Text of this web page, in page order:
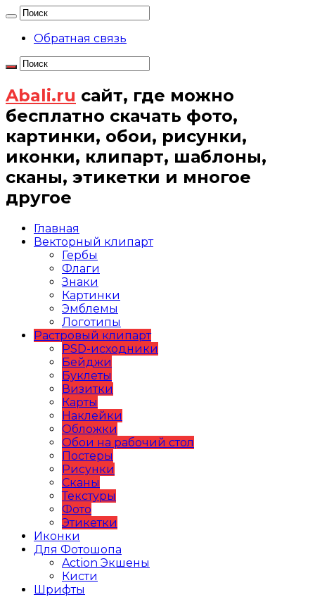
Обратная связь
Abali.ru сайт, где можно
бесплатно скачать фото,
картинки, обои, рисунки,
иконки, клипарт, шаблоны,
сканы, этикетки и многое
другое
Главная
Векторный клипарт
Гербы
Флаги
Знаки
Картинки
Эмблемы
Логотипы
Растровый клипарт
PSD-исходники
Бейджи
Буклеты
Визитки
Карты
Наклейки
Обложки
Обои на рабочий стол
Постеры
Рисунки
Сканы
Текстуры
Фото
Этикетки
Иконки
Для Фотошопа
Action Экшены
Кисти
Шрифты